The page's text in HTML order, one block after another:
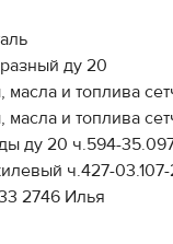
ду 20
и топлива
масла и топлива
ду 20 ч.594-
ч.427-
2746 Илья